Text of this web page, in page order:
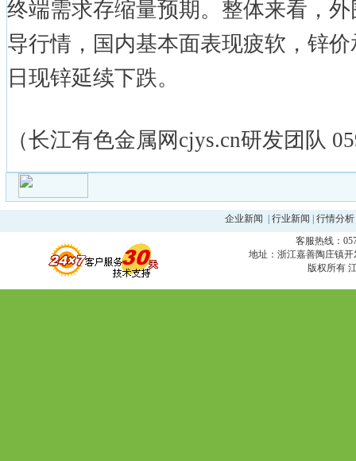
终端需求存缩量预期。整体来看，
导行情，国内基本面表现疲软，锌
日现锌延续下跌。
（长江有色金属网cjys.cn研发团队
企业新闻 行业新闻 行情分析
客服热线：
地址：浙江嘉善陶庄镇开
版权所有